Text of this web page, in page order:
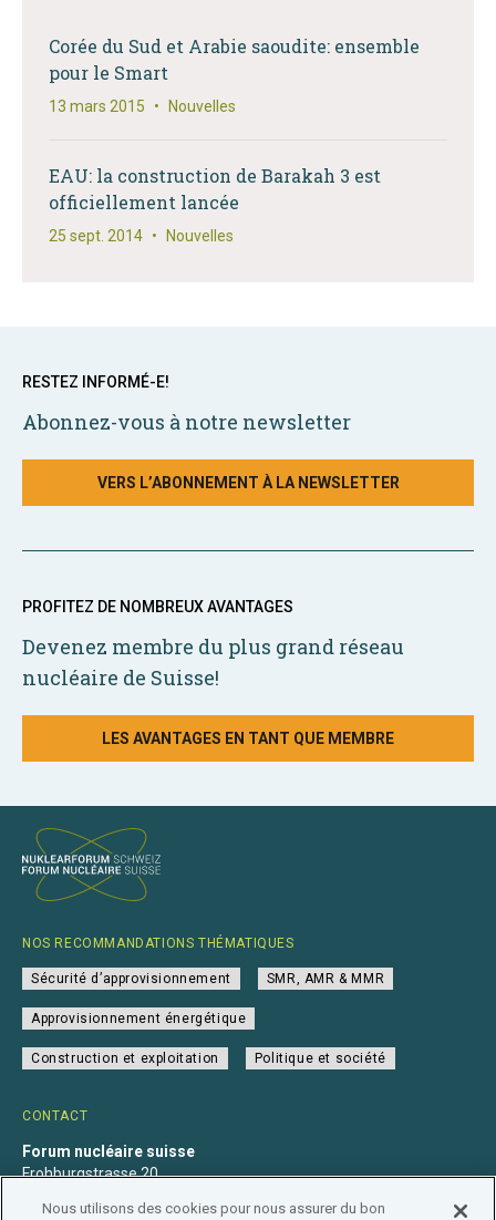
Corée du Sud et Arabie saoudite: ensemble
pour le Smart
13 mars 2015 • Nouvelles
EAU: la construction de Barakah 3 est
officiellement lancée
25 sept. 2014 • Nouvelles
RESTEZ INFORMÉ-E!
Abonnez-vous à notre newsletter
VERS L’ABONNEMENT À LA NEWSLETTER
PROFITEZ DE NOMBREUX AVANTAGES
Devenez membre du plus grand réseau
nucléaire de Suisse!
LES AVANTAGES EN TANT QUE MEMBRE
CONTACT
Forum nucléaire suisse
Frohburgstrasse 20
NOS RECOMMANDATIONS THÉMATIQUES
Sécurité d’approvisionnement SMR, AMR & MMR
Approvisionnement énergétique
Construction et exploitation Politique et société
Nous utilisons des cookies pour nous assurer du bon